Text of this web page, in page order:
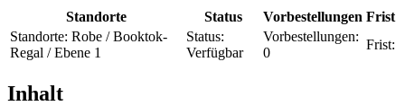
Standorte Status Vorbestellungen Frist
Standorte: Robe / Booktok-
Regal / Ebene 1
Status:
Verfügbar
Vorbestellungen:
0
Frist:
Inhalt